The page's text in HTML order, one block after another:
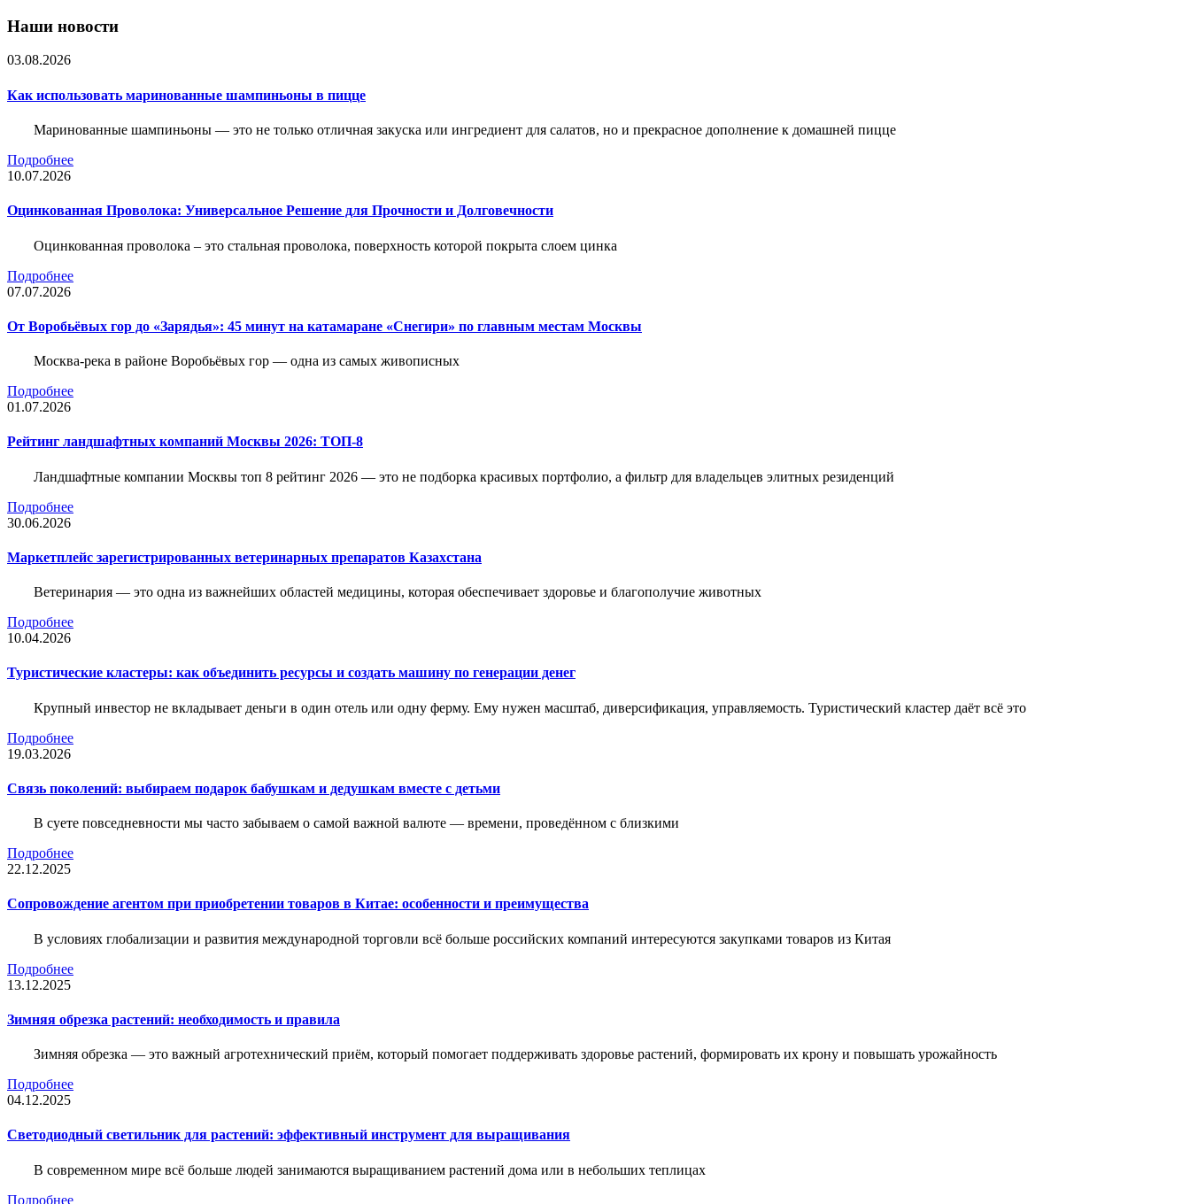
Наши новости
03.08.2026
Как использовать маринованные шампиньоны в пицце
Маринованные шампиньоны — это не только отличная закуска или ингредиент для салатов, но и прекрасное дополнение к домашней пицце
Подробнее
10.07.2026
Оцинкованная Проволока: Универсальное Решение для Прочности и Долговечности
Оцинкованная проволока – это стальная проволока, поверхность которой покрыта слоем цинка
Подробнее
07.07.2026
От Воробьёвых гор до «Зарядья»: 45 минут на катамаране «Снегири» по главным местам Москвы
Москва-река в районе Воробьёвых гор — одна из самых живописных
Подробнее
01.07.2026
Рейтинг ландшафтных компаний Москвы 2026: ТОП-8
Ландшафтные компании Москвы топ 8 рейтинг 2026 — это не подборка красивых портфолио, а фильтр для владельцев элитных резиденций
Подробнее
30.06.2026
Маркетплейс зарегистрированных ветеринарных препаратов Казахстана
Ветеринария — это одна из важнейших областей медицины, которая обеспечивает здоровье и благополучие животных
Подробнее
10.04.2026
Туристические кластеры: как объединить ресурсы и создать машину по генерации денег
Крупный инвестор не вкладывает деньги в один отель или одну ферму. Ему нужен масштаб, диверсификация, управляемость. Туристический кластер даёт всё это
Подробнее
19.03.2026
Связь поколений: выбираем подарок бабушкам и дедушкам вместе с детьми
В суете повседневности мы часто забываем о самой важной валюте — времени, проведённом с близкими
Подробнее
22.12.2025
Сопровождение агентом при приобретении товаров в Китае: особенности и преимущества
В условиях глобализации и развития международной торговли всё больше российских компаний интересуются закупками товаров из Китая
Подробнее
13.12.2025
Зимняя обрезка растений: необходимость и правила
Зимняя обрезка — это важный агротехнический приём, который помогает поддерживать здоровье растений, формировать их крону и повышать урожайность
Подробнее
04.12.2025
Светодиодный светильник для растений: эффективный инструмент для выращивания
В современном мире всё больше людей занимаются выращиванием растений дома или в небольших теплицах
Подробнее